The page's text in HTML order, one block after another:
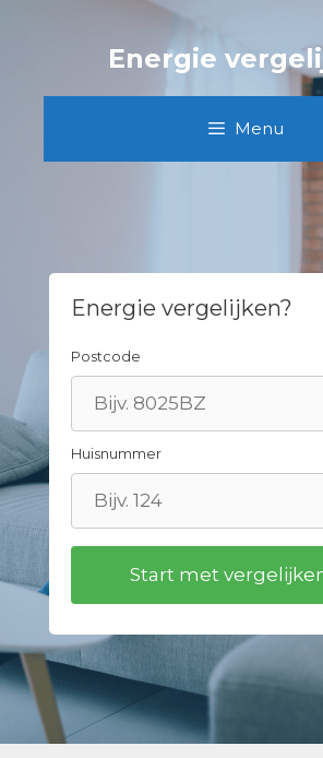
Energie
Menu
Energie vergelijken?
Postcode
Huisnummer